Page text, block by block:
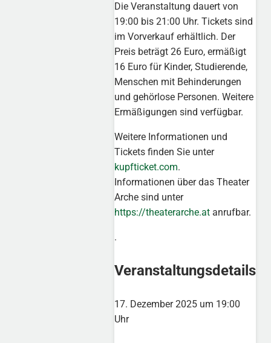
Die Veranstaltung dauert von
19:00 bis 21:00 Uhr. Tickets sind
im Vorverkauf erhältlich. Der
Preis beträgt 26 Euro, ermäßigt
16 Euro für Kinder, Studierende,
Menschen mit Behinderungen
und gehörlose Personen. Weitere
Ermäßigungen sind verfügbar.
Weitere Informationen und
Tickets finden Sie unter
kupfticket.com.
Informationen über das Theater
Arche sind unter
https://theaterarche.at anrufbar.
.
Veranstaltungsdetails
17. Dezember 2025 um 19:00
Uhr